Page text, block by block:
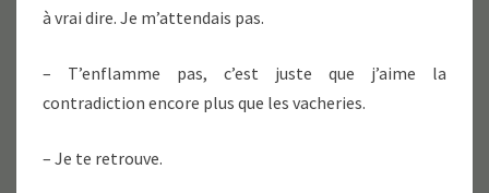
à vrai dire. Je m’attendais pas.
– T’enflamme pas, c’est juste que j’aime la
contradiction encore plus que les vacheries.
– Je te retrouve.